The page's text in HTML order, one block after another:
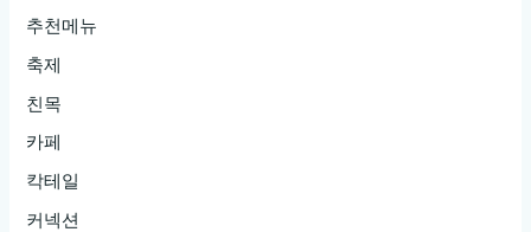
추천메뉴
축제
친목
카페
칵테일
커넥션